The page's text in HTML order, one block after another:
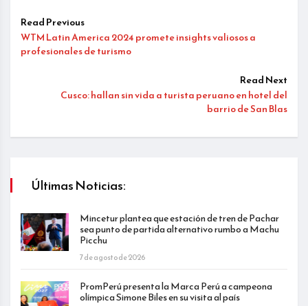
Read Previous
WTM Latin America 2024 promete insights valiosos a
profesionales de turismo
Read Next
Cusco: hallan sin vida a turista peruano en hotel del
barrio de San Blas
Últimas Noticias:
Mincetur plantea que estación de tren de Pachar
sea punto de partida alternativo rumbo a Machu
Picchu
7 de agosto de 2026
PromPerú presenta la Marca Perú a campeona
olímpica Simone Biles en su visita al país